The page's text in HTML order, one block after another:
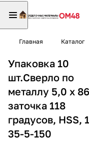
Главная Каталог
Упаковка 10
шт.Сверло по
металлу 5,0 х
заточка 118
градусов, HSS,
35-5-150